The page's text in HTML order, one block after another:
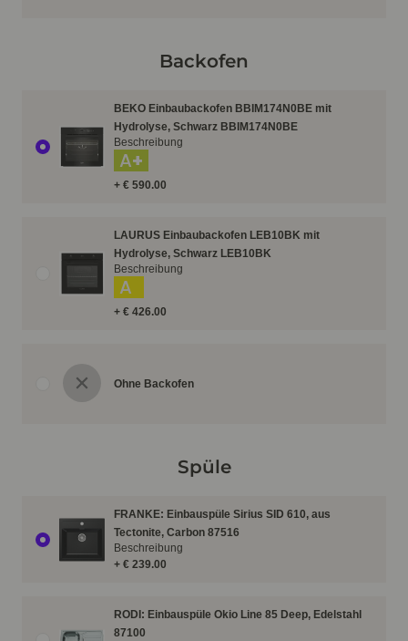
Backofen
BEKO Einbaubackofen BBIM174N0BE mit
Hydrolyse, Schwarz BBIM174N0BE
+ € 590.00
A+
Beschreibung
LAURUS Einbaubackofen LEB10BK mit
Hydrolyse, Schwarz LEB10BK
+ € 426.00
A
Beschreibung
Ohne Backofen
Spüle
FRANKE: Einbauspüle Sirius SID 610, aus
Tectonite, Carbon 87516
+ € 239.00
Beschreibung
RODI: Einbauspüle Okio Line 85 Deep, Edelstahl
87100